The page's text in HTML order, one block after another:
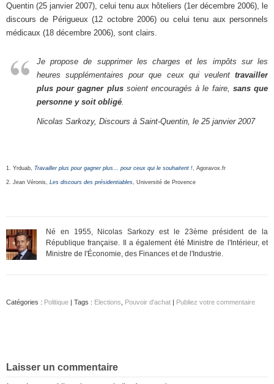
Quentin (25 janvier 2007), celui tenu aux hôteliers (1er décembre 2006), le
discours de Périgueux (12 octobre 2006) ou celui tenu aux personnels
médicaux (18 décembre 2006), sont clairs.
Je propose de supprimer les charges et les impôts sur les
heures supplémentaires pour que ceux qui veulent travailler
plus pour gagner plussoient encouragés à le faire, sans que
personne y soit obligé
Nicolas Sarkozy, Discours à Saint-Quentin, le 25 janvier 2007
1. Yrduab, Travailler plus pour gagner plus… pour ceux qui le souhaitent ! , Agoravox.fr
2. Jean Véronis, Les discours des présidentiables , Université de Provence
Né en 1955, Nicolas Sarkozy est le 23ème président de la
République française. Il a également été Ministre de l'Intérieur, et
Ministre de l'Économie, des Finances et de l'Industrie.
Catégories : Politique | Tags : Elections Pouvoir d'achat | Publiez votre commentaire
Laisser un commentaire